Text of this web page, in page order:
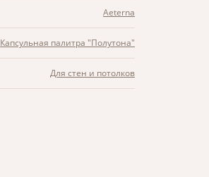
Aeterna
Капсульная палитра "Полутона"
Для стен и потолков